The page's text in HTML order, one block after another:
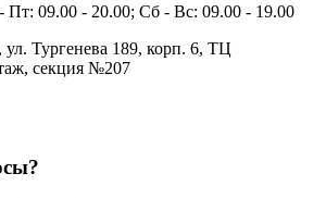
Пт: 09.00 - 20.00; Сб - Вс: 09.00 - 19.00
ул. Тургенева 189, корп. 6, ТЦ
секция №207